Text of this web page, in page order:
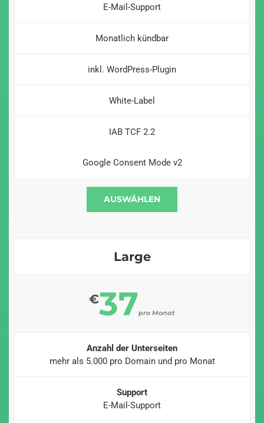
E-Mail-Support
Monatlich kündbar
inkl. WordPress-Plugin
White-Label
IAB TCF 2.2
Google Consent Mode v2
AUSWÄHLEN
Large
€37pro Monat
Anzahl der Unterseiten
mehr als 5.000 pro Domain und pro Monat
Support
E-Mail-Support